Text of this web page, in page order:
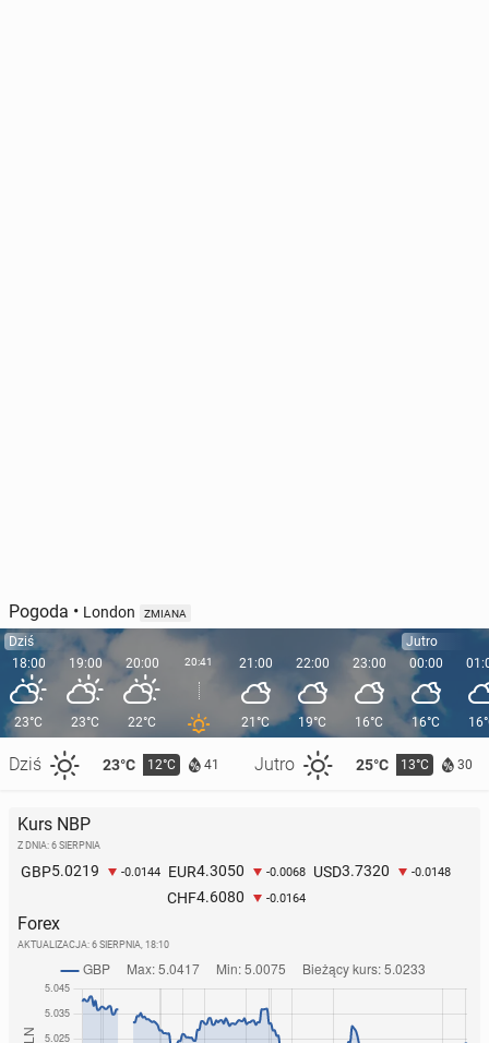
Pogoda • London ZMIANA
Dziś
18:00
23°C
Dziś 23°C 12°C 41 Jutro 25°C 13°C 30
19:00
23°C
20:00
22°C
20:41 21:00
21°C
22:00
19°C
23:00
16°C
Jutro
00:00
16°C
Kurs NBP
Z DNIA: 6 SIERPNIA
GBP5.0219 -0.0144 EUR4.3050 -0.0068 USD3.7320 -0.0148
CHF4.6080 -0.0164
Forex
AKTUALIZACJA: 6 SIERPNIA, 18:10